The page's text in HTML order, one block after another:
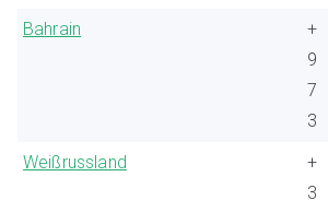
Bahrain
+
9
7
3
Weißrussland
+
3